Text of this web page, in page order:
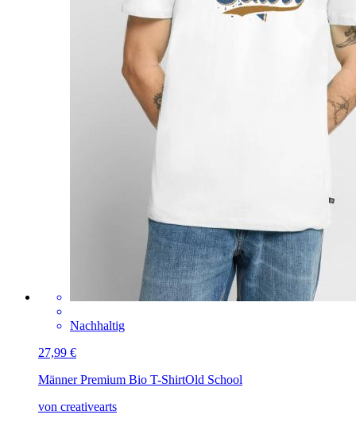
Nachhaltig
27,99 €
Männer Premium Bio T-ShirtOld School
von creativearts